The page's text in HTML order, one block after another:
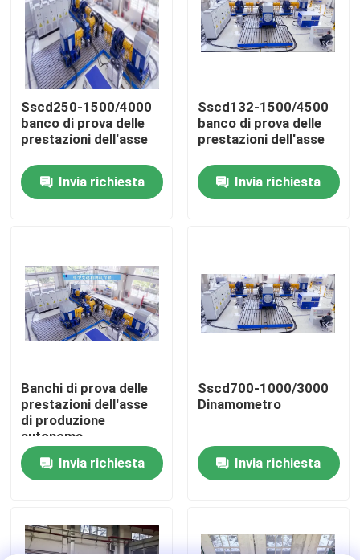
Casa.
Prodotti
Chi Siamo
Controllo della qualità
Notizie
Casi
Dinamometro ad alta velocità
Sscd250-1500/4000
banco di prova delle
prestazioni dell'asse
Invia richiesta
Sscd132-1500/4500
banco di prova delle
prestazioni dell'asse
Invia richiesta
Banchi di prova delle
prestazioni dell'asse
di produzione
autonoma
Invia richiesta
Sscd700-1000/3000
Dinamometro
Invia richiesta